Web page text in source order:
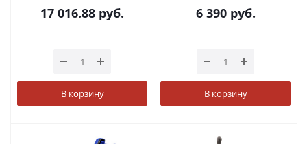
17 016.88 руб.
В корзину
6 390руб.
В корзину